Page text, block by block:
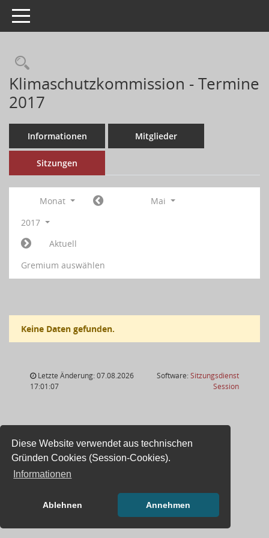
Diese Website verwendet aus technischen
Gründen Cookies (Session-Cookies).
Informationen
Ablehnen Annehmen
Toggle navigation
Klimaschutzkommission - Termine
2017
Informationen Mitglieder
Sitzungen
Monat
Mai
2017
Aktuell
Gremium auswählen
Keine Daten gefunden.
Letzte Änderung: 07.08.2026
17:01:07
Software:Sitzungsdienst
Session(Wird in